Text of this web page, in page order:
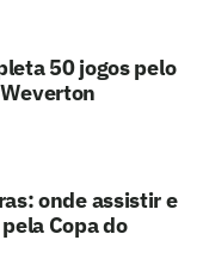
50 jogos pelo
onde assistir e
Copa do